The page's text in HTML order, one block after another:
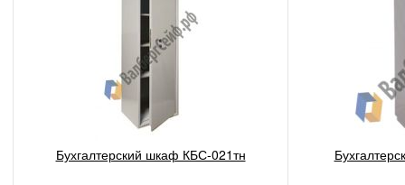
Бухгалтерский шкаф КБС-021тн